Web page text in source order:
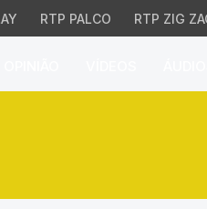
RTP PALCO RTP ZIG
a